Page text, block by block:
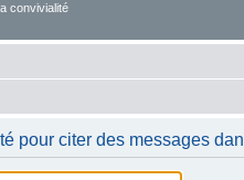
convivialité
pour citer des messages